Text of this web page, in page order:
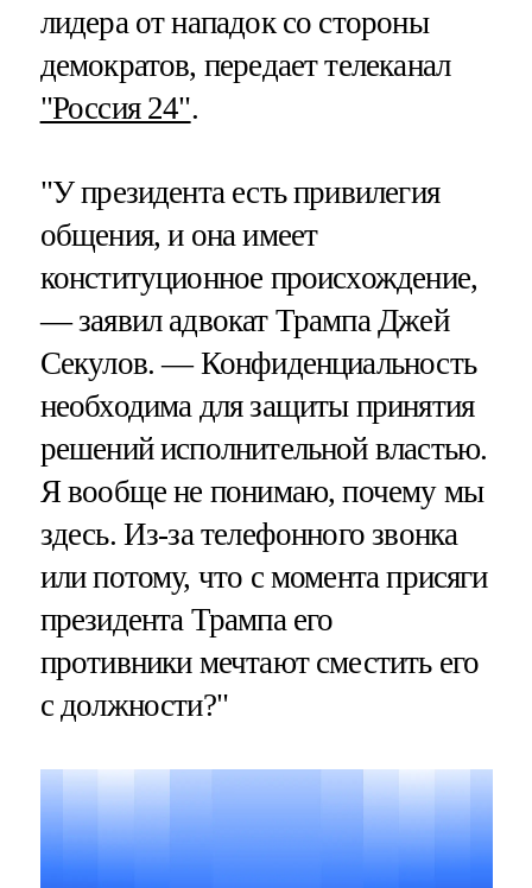
лидера от нападок со стороны
демократов, передает телеканал
"Россия 24".
"У президента есть привилегия
общения, и она имеет
конституционное происхождение,
— заявил адвокат Трампа Джей
Секулов. — Конфиденциальность
необходима для защиты принятия
решений исполнительной властью.
Я вообще не понимаю, почему мы
здесь. Из-за телефонного звонка
или потому, что с момента присяги
президента Трампа его
противники мечтают сместить его
с должности?"